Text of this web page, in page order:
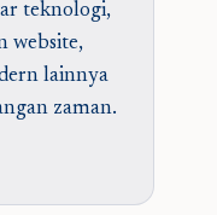
teknologi,
website,
lainnya
zaman.